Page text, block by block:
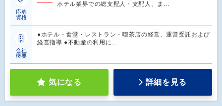
応募
資格
ホテル業界での総支配人・支配人、ま…
会社
概要
●ホテル・食堂・レストラン・喫茶店の経営、運営受託および
経営指導 ●不動産の利用に…
気になる 詳細を見る